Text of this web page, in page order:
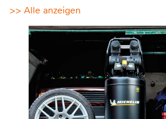
>> Alle anzeigen